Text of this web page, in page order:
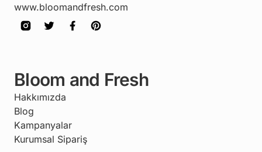
www.bloomandfresh.com
Bloom and Fresh
Hakkımızda
Blog
Kampanyalar
Kurumsal Sipariş